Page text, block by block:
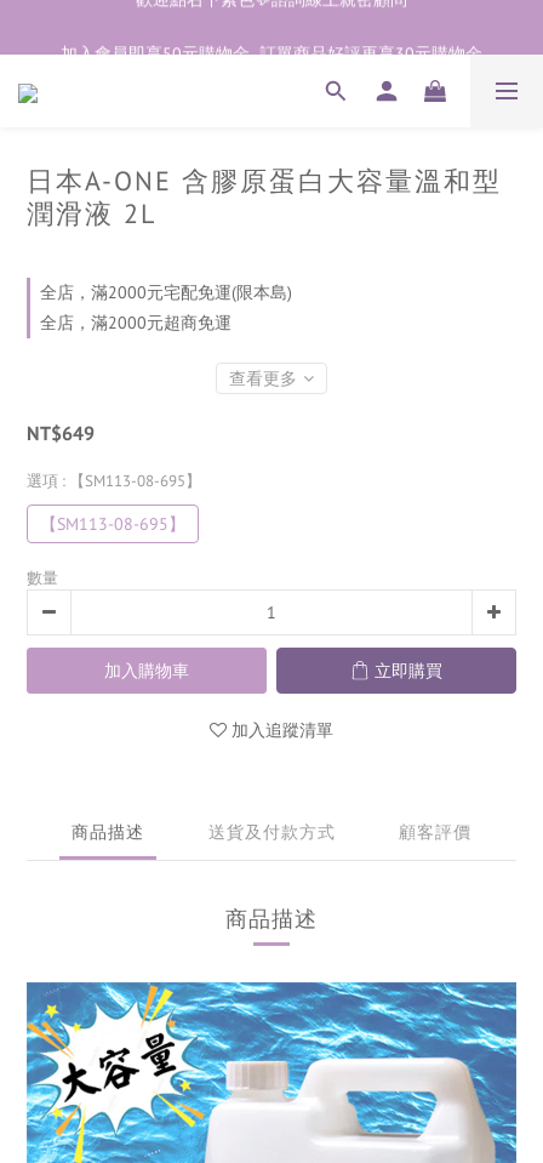
歡迎點右下紫色💬諮詢線上親密顧問
日本A-ONE 含膠原蛋白大容量溫和型
潤滑液 2L
全店，滿2000元宅配免運(限本島)
全店，滿2000元超商免運
查看更多
NT$649
選項 : 【SM113-08-695】
【SM113-08-695】
數量
加入購物車 立即購買
加入追蹤清單
商品描述 送貨及付款方式 顧客評價
商品描述